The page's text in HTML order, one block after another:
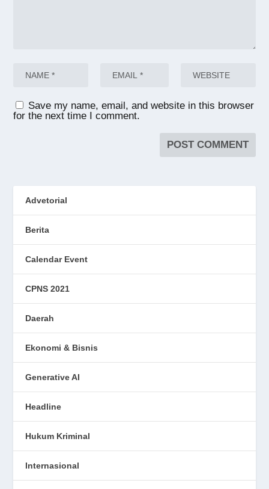
Save my name, email, and website in this browser
for the next time I comment.
Advetorial
Berita
Calendar Event
CPNS 2021
Daerah
Ekonomi & Bisnis
Generative AI
Headline
Hukum Kriminal
Internasional